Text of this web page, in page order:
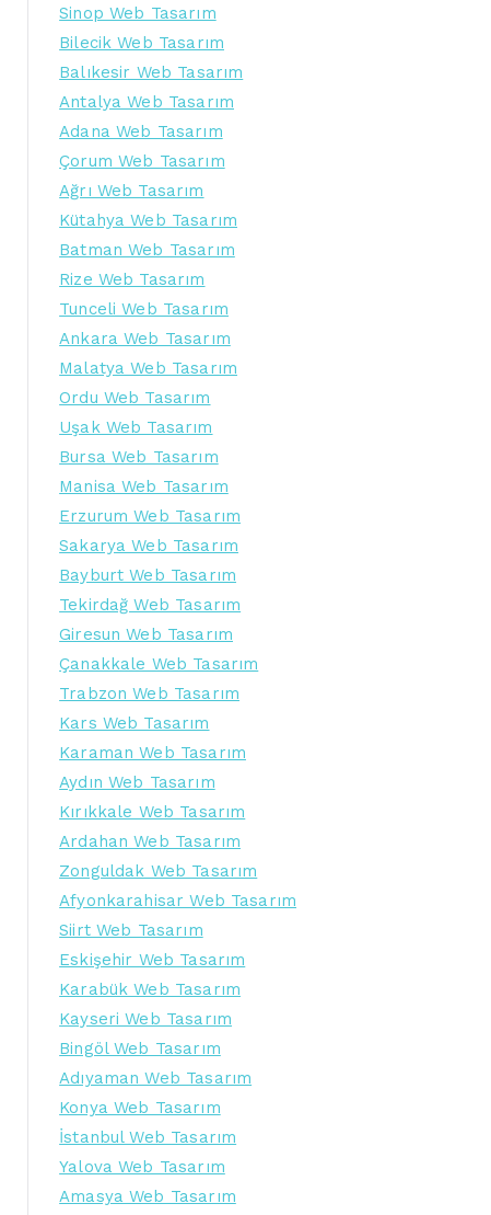
Sinop Web Tasarım
Bilecik Web Tasarım
Balıkesir Web Tasarım
Antalya Web Tasarım
Adana Web Tasarım
Çorum Web Tasarım
Ağrı Web Tasarım
Kütahya Web Tasarım
Batman Web Tasarım
Rize Web Tasarım
Tunceli Web Tasarım
Ankara Web Tasarım
Malatya Web Tasarım
Ordu Web Tasarım
Uşak Web Tasarım
Bursa Web Tasarım
Manisa Web Tasarım
Erzurum Web Tasarım
Sakarya Web Tasarım
Bayburt Web Tasarım
Tekirdağ Web Tasarım
Giresun Web Tasarım
Çanakkale Web Tasarım
Trabzon Web Tasarım
Kars Web Tasarım
Karaman Web Tasarım
Aydın Web Tasarım
Kırıkkale Web Tasarım
Ardahan Web Tasarım
Zonguldak Web Tasarım
Afyonkarahisar Web Tasarım
Siirt Web Tasarım
Eskişehir Web Tasarım
Karabük Web Tasarım
Kayseri Web Tasarım
Bingöl Web Tasarım
Adıyaman Web Tasarım
Konya Web Tasarım
İstanbul Web Tasarım
Yalova Web Tasarım
Amasya Web Tasarım